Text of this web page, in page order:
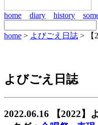
home diary history
home > よびごえ日誌 > 【
よびごえ日誌
2022.06.16 【2022】